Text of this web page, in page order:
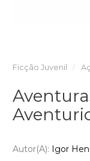
Ficção Juvenil
Autor(a): Igor